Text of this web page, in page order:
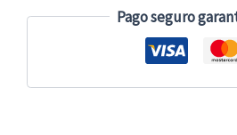
Pago seguro